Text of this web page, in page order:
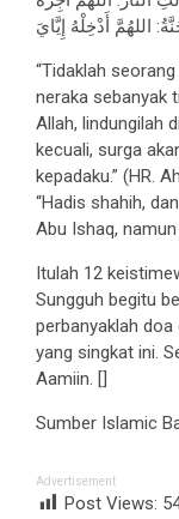
اللهُمَّ أَدْخِلْهُ إِيَّايَ
“Tidaklah
neraka sebanyak
Allah, lindungilah
kecuali, surga
kepadaku.” (HR.
“Hadis shahih,
Abu Ishaq, namun
Itulah 12
Sungguh begitu
perbanyaklah
yang singkat ini.
Aamiin. []
Sumber Islamic
Advertisement
Post Views: